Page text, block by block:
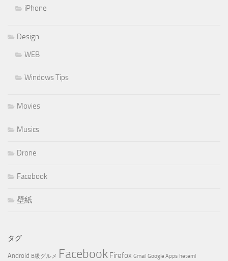
iPhone
Design
WEB
Windows Tips
Movies
Musics
Drone
Facebook
壁紙
タグ
Android B級グルメ Facebook Firefox Gmail Google Apps heteml